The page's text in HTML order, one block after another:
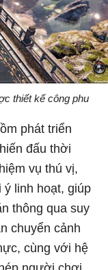
thiết kế công phu
phát triển
đấu thời
vụ thú vị,
linh hoạt, giúp
thông qua suy
chuyển cảnh
cùng với hệ